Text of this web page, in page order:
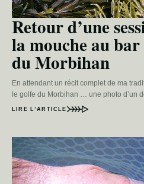
Retour d’une
la mouche au
du Morbihan
En attendant un récit complet de ma
le golfe du Morbihan … une photo d’un
LIRE L’ARTICLE